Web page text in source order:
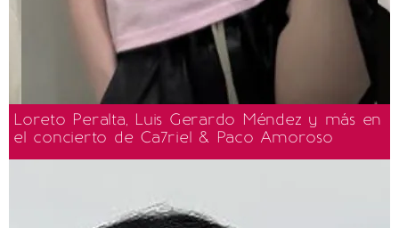
Loreto Peralta, Luis Gerardo Méndez y más en
el concierto de Ca7riel & Paco Amoroso